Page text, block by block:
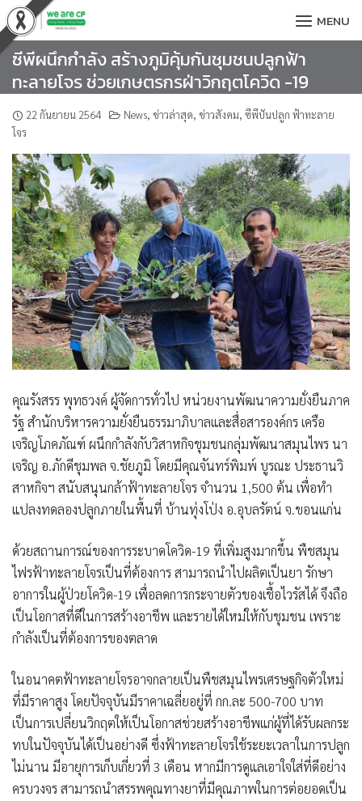
Skip
to
content
MENU
ซีพีผนึกกำลัง สร้างภูมิคุ้มกันชุมชนปลูกฟ้า
ทะลายโจร ช่วยเกษตรกรฝ่าวิกฤตโควิด -19
22 กันยายน 2564 News, ข่าวล่าสุด, ข่าวสังคม, ซีพีปันปลูก ฟ้าทะลาย
โจร
คุณรังสรร พุทธวงค์ ผู้จัดการทั่วไป หน่วยงานพัฒนาความยั่งยืนภาค
รัฐ สำนักบริหารความยั่งยืนธรรมาภิบาลและสื่อสารองค์กร เครือ
เจริญโภคภัณฑ์ ผนึกกำลังกับวิสาหกิจชุมชนกลุ่มพัฒนาสมุนไพร นา
เจริญ อ.ภักดีชุมพล จ.ชัยภูมิ โดยมีคุณจันทร์พิมพ์ บูรณะ ประธานวิ
สาหกิจฯ สนับสนุนกล้าฟ้าทะลายโจร จำนวน 1,500 ต้น เพื่อทำ
แปลงทดลองปลูกภายในพื้นที่ บ้านทุ่งโป่ง อ.อุบลรัตน์ จ.ขอนแก่น
ด้วยสถานการณ์ของการระบาดโควิด-19 ที่เพิ่มสูงมากขึ้น พืชสมุน
ไฟรฟ้าทะลายโจรเป็นที่ต้องการ สามารถนำไปผลิตเป็นยา รักษา
อาการในผู้ป่วยโควิด-19 เพื่อลดการกระจายตัวของเชื้อไวรัสได้ จึงถือ
เป็นโอกาสที่ดีในการสร้างอาชีพ เเละรายได้ใหม่ให้กับชุมชน เพราะ
กำลังเป็นที่ต้องการของตลาด
ในอนาคตฟ้าทะลายโจรอาจกลายเป็นพืชสมุนไพรเศรษฐกิจตัวใหม่
ที่มีราคาสูง โดยปัจจุบันมีราคาเฉลี่ยอยู่ที่ กก.ละ 500-700 บาท
เป็นการเปลี่ยนวิกฤตให้เป็นโอกาสช่วยสร้างอาชีพแก่ผู้ที่ได้รับผลกระ
ทบในปัจจุบันได้เป็นอย่างดี ซึ่งฟ้าทะลายโจรใช้ระยะเวลาในการปลูก
ไม่นาน มีอายุการเก็บเกี่ยวที่ 3 เดือน หากมีการดูแลเอาใจใส่ที่ดีอย่าง
ครบวงจร สามารถนำสรรพคุณทางยาที่มีคุณภาพในการต่อยอดเป็น